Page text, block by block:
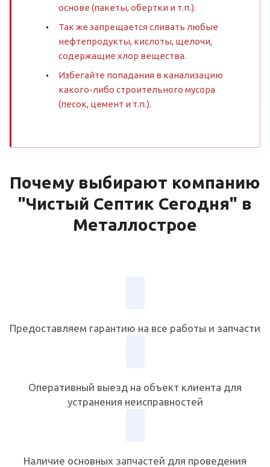
основе (пакеты, обертки и т.п.).
Так же запрещается сливать любые
нефтепродукты, кислоты, щелочи,
содержащие хлор вещества.
Избегайте попадания в канализацию
какого-либо строительного мусора
(песок, цемент и т.п.).
Почему выбирают компанию
"Чистый Септик Сегодня" в
Металлострое
Предоставляем гарантию на все работы и запчасти
Оперативный выезд на объект клиента для
устранения неисправностей
Наличие основных запчастей для проведения